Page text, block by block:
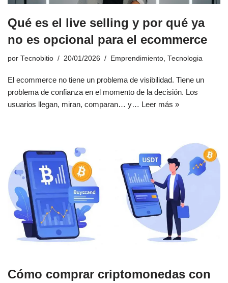
Qué es el live selling y por qué ya
no es opcional para el ecommerce
por Tecnobitio 20/01/2026 Emprendimiento Tecnologia
El ecommerce no tiene un problema de visibilidad. Tiene un
problema de confianza en el momento de la decisión. Los
usuarios llegan, miran, comparan… y… Leer más »
Cómo comprar criptomonedas con